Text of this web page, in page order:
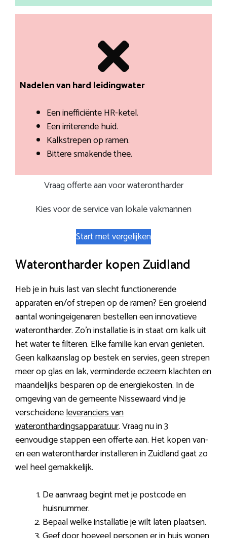
Nadelen van hard leidingwater
Een inefficiënte HR-ketel.
Een irriterende huid.
Kalkstrepen op ramen.
Bittere smakende thee.
Vraag offerte aan voor waterontharder
Kies voor de service van lokale vakmannen
Start met vergelijken
Waterontharder kopen Zuidland
Heb je in huis last van slecht functionerende
apparaten en/of strepen op de ramen? Een groeiend
aantal woningeigenaren bestellen een innovatieve
waterontharder. Zo’n installatie is in staat om kalk uit
het water te filteren. Elke familie kan ervan genieten.
Geen kalkaanslag op bestek en servies, geen strepen
meer op glas en lak, verminderde eczeem klachten en
maandelijks besparen op de energiekosten. In de
omgeving van de gemeente Nissewaard vind je
verscheideneleveranciers van
wateronthardingsapparatuur. Vraag nu in 3
eenvoudige stappen een offerte aan. Het kopen van-
en een waterontharder installeren in Zuidland gaat zo
wel heel gemakkelijk.
De aanvraag begint met je postcode en
huisnummer.
Bepaal welke installatie je wilt laten plaatsen.